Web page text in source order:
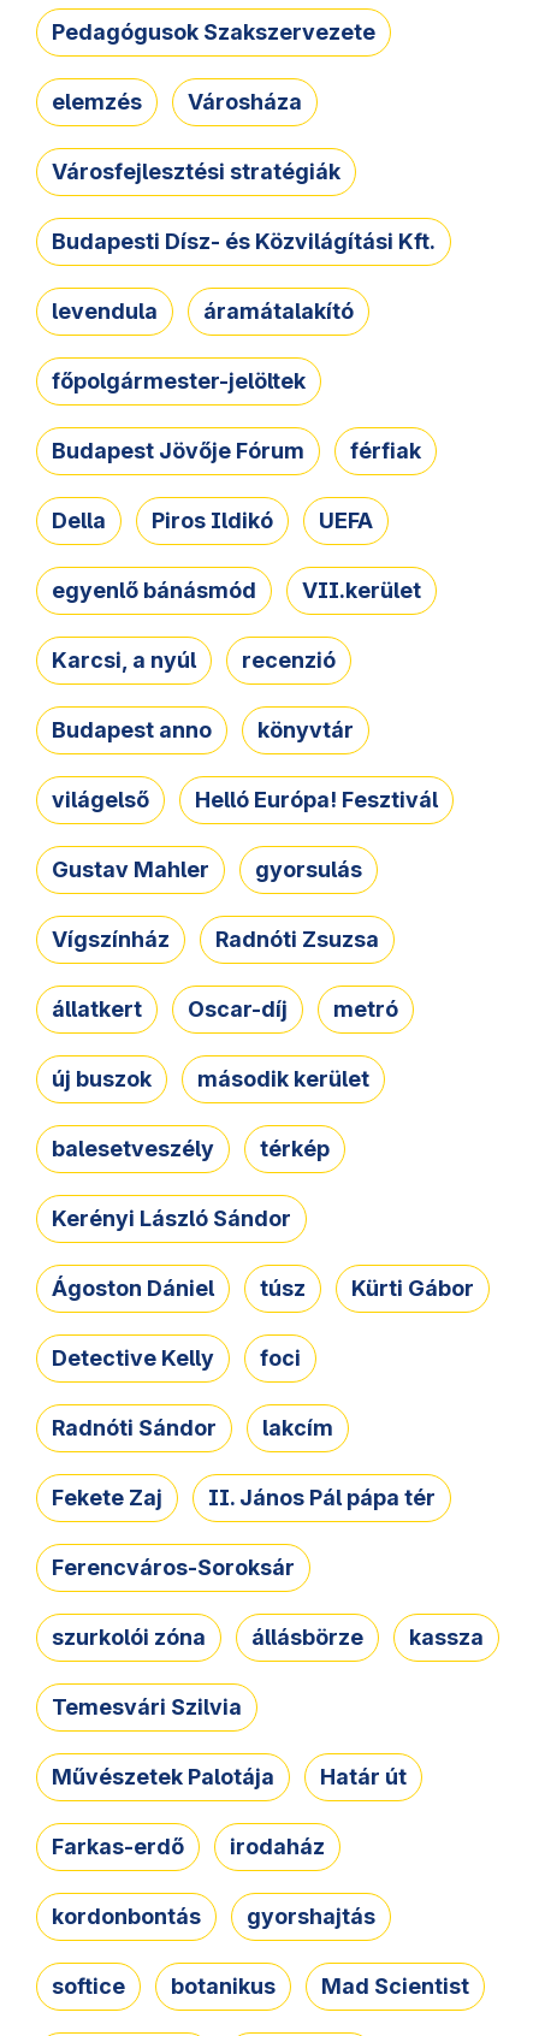
Pedagógusok Szakszervezete
elemzés Városháza
Városfejlesztési stratégiák
Budapesti Dísz- és Közvilágítási Kft.
levendula áramátalakító
főpolgármester-jelöltek
Budapest Jövője Fórum férfiak
Della Piros Ildikó UEFA
egyenlő bánásmód VII.kerület
Karcsi, a nyúl recenzió
Budapest anno könyvtár
világelső Helló Európa! Fesztivál
Gustav Mahler gyorsulás
Vígszínház Radnóti Zsuzsa
állatkert Oscar-díj metró
új buszok második kerület
balesetveszély térkép
Kerényi László Sándor
Ágoston Dániel túsz Kürti Gábor
Detective Kelly foci
Radnóti Sándor lakcím
Fekete Zaj II. János Pál pápa tér
Ferencváros-Soroksár
szurkolói zóna állásbörze kassza
Temesvári Szilvia
Művészetek Palotája Határ út
Farkas-erdő irodaház
kordonbontás gyorshajtás
softice botanikus Mad Scientist